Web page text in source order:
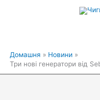
Домашня
Новини
Три нові генератори від